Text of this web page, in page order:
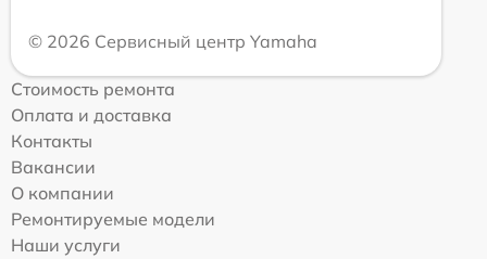
© 2026 Сервисный центр Yamaha
Стоимость ремонта
Оплата и доставка
Контакты
Вакансии
О компании
Ремонтируемые модели
Наши услуги